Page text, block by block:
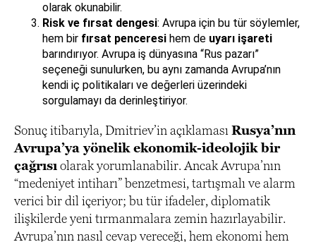
olarak okunabilir.
Risk ve fırsat dengesi: Avrupa için bu tür söylemler,
hem bir fırsat penceresi hem de uyarı işareti
barındırıyor. Avrupa iş dünyasına “Rus pazarı”
seçeneği sunulurken, bu aynı zamanda Avrupa’nın
kendi iç politikaları ve değerleri üzerindeki
sorgulamayı da derinleştiriyor.
Sonuç itibarıyla, Dmitriev’in açıklamasıRusya’nın
Avrupa’ya yönelik ekonomik-ideolojik bir
çağrısıolarak yorumlanabilir. Ancak Avrupa’nın
“medeniyet intiharı” benzetmesi, tartışmalı ve alarm
verici bir dil içeriyor; bu tür ifadeler, diplomatik
ilişkilerde yeni tırmanmalara zemin hazırlayabilir.
Avrupa’nın nasıl cevap vereceği, hem ekonomi hem